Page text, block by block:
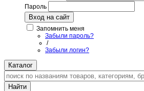
Пароль
Вход на сайт
Запомнить меня
Забыли пароль?
/
Забыли логин?
Каталог
Найти